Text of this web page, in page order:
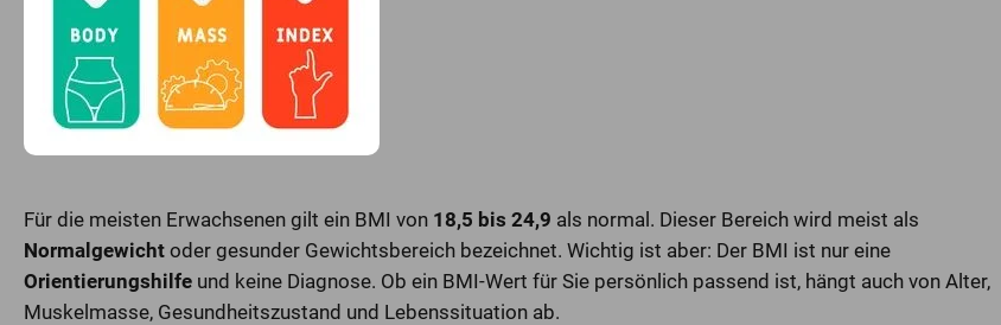
Für die meisten Erwachsenen gilt ein BMI von 18,5 bis 24,9 als normal. Dieser Bereich wird meist als
Normalgewicht oder gesunder Gewichtsbereich bezeichnet. Wichtig ist aber: Der BMI ist nur eine
Orientierungshilfe und keine Diagnose. Ob ein BMI-Wert für Sie persönlich passend ist, hängt auch von Alter,
Muskelmasse, Gesundheitszustand und Lebenssituation ab.